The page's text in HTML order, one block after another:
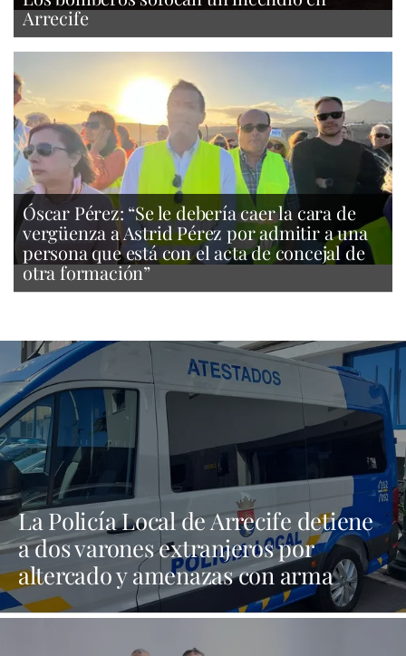
Arrecife
Óscar Pérez: “Se le debería caer la cara de
vergüenza a Astrid Pérez por admitir a una
persona que está con el acta de concejal de
otra formación”
La Policía Local de Arrecife detiene
a dos varones extranjeros por
altercado y amenazas con arma
blanca